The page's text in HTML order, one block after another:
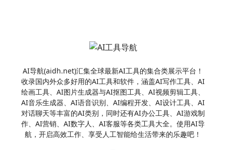
AI导航(aidh.net)汇集全球最新AI工具的集合类展示平台！
收录国内外众多好用的AI工具和软件，涵盖AI写作工具、AI
绘画工具、AI图片生成器与AI抠图工具、AI视频剪辑工具、
AI音乐生成器、AI语音识别、AI编程开发、AI设计工具、AI
对话聊天等丰富的AI类别，同时还有AI办公工具、AI游戏制
作、AI营销、AI数字人、AI客服等各类工具大全。使用AI导
航，开启高效工作、享受人工智能给生活带来的乐趣吧！